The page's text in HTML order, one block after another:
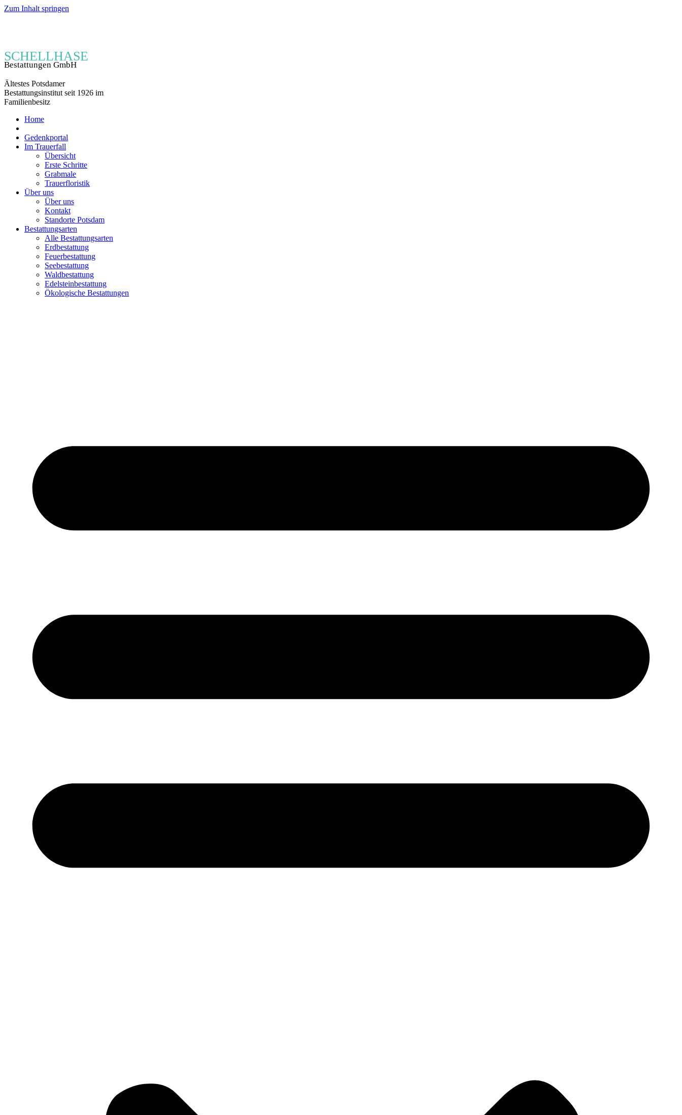
Zum Inhalt springen
SCHELLHASE
Bestattungen GmbH
Ältestes Potsdamer
Bestattungsinstitut seit 1926 im
Familienbesitz
Home
Gedenkportal
Im Trauerfall
Übersicht
Erste Schritte
Grabmale
Trauerfloristik
Über uns
Über uns
Kontakt
Standorte Potsdam
Bestattungsarten
Alle Bestattungsarten
Erdbestattung
Feuerbestattung
Seebestattung
Waldbestattung
Edelsteinbestattung
Ökologische Bestattungen